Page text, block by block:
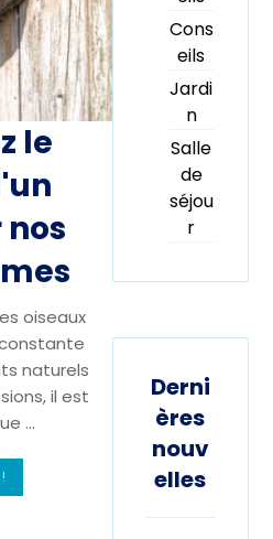
le
oiseaux
naturels
il est
...
Cons
eils
Jardi
n
Salle
de
séjou
r
Derni
ères
nouv
elles